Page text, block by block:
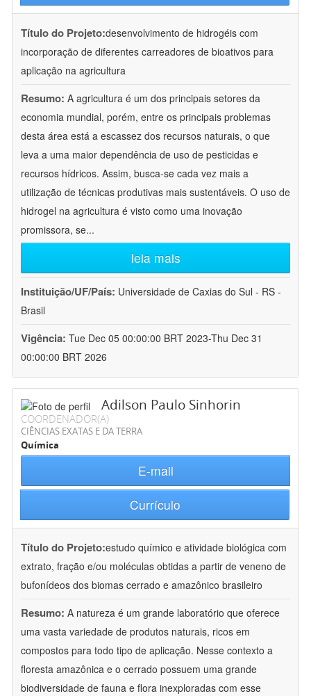
Título do Projeto:desenvolvimento de hidrogéis com
incorporação de diferentes carreadores de bioativos para
aplicação na agricultura
Resumo: A agricultura é um dos principais setores da
economia mundial, porém, entre os principais problemas
desta área está a escassez dos recursos naturais, o que
leva a uma maior dependência de uso de pesticidas e
recursos hídricos. Assim, busca-se cada vez mais a
utilização de técnicas produtivas mais sustentáveis. O uso de
hidrogel na agricultura é visto como uma inovação
promissora, se...
leia mais
Instituição/UF/País: Universidade de Caxias do Sul - RS -
Brasil
Vigência: Tue Dec 05 00:00:00 BRT 2023-Thu Dec 31
00:00:00 BRT 2026
Adilson Paulo Sinhorin
COORDENADOR(A)
CIÊNCIAS EXATAS E DA TERRA
Química
E-mail
Currículo
Título do Projeto:estudo químico e atividade biológica com
extrato, fração e/ou moléculas obtidas a partir de veneno de
bufonídeos dos biomas cerrado e amazônico brasileiro
Resumo: A natureza é um grande laboratório que oferece
uma vasta variedade de produtos naturais, ricos em
compostos para todo tipo de aplicação. Nesse contexto a
floresta amazônica e o cerrado possuem uma grande
biodiversidade de fauna e flora inexploradas com esse